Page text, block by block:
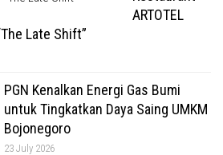
ARTOTEL
Late Shift”
PGN Kenalkan Energi Gas Bumi
untuk Tingkatkan Daya Saing UMKM
Bojonegoro
23 July 2026